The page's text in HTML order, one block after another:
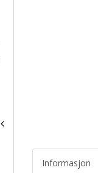
Informasjon